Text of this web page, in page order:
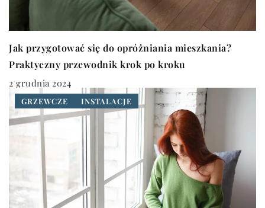
Jak przygotować się do opróżniania mieszkania?
Praktyczny przewodnik krok po kroku
2 grudnia 2024
GRZEWCZE INSTALACJE